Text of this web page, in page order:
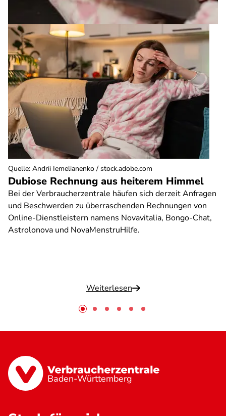
Dubiose Rechnung aus heiterem Himmel
Bei der Verbraucherzentrale häufen sich derzeit Anfragen
und Beschwerden zu überraschenden Rechnungen von
Online-Dienstleistern namens Novavitalia, Bongo-Chat,
Astrolonova und NovaMenstruHilfe.
Weiterlesen
Quelle: Andrii Iemelianenko / stock.adobe.com
Baden-Württemberg